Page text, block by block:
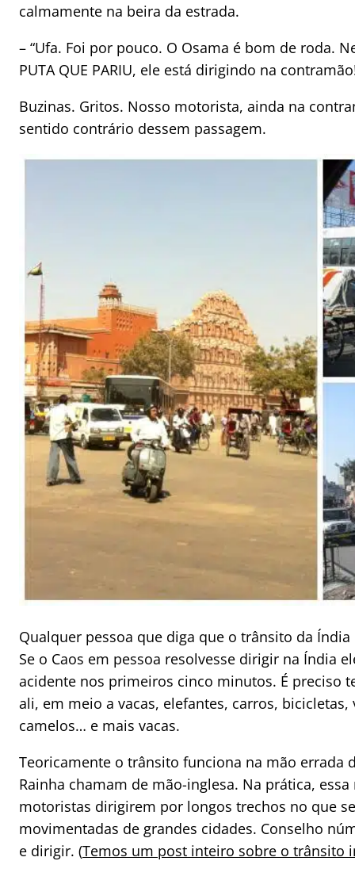
calmamente na beira da estrada.
– “Ufa. Foi por pouco. O Osama é bom de roda.
PUTA QUE PARIU, ele está dirigindo na
Buzinas. Gritos. Nosso motorista, ainda na
sentido contrário dessem passagem.
Qualquer pessoa que diga que o trânsito da
Se o Caos em pessoa resolvesse dirigir na Índia
acidente nos primeiros cinco minutos. É preciso
ali, em meio a vacas, elefantes, carros,
camelos… e mais vacas.
Teoricamente o trânsito funciona na mão errada
Rainha chamam de mão-inglesa. Na prática,
motoristas dirigirem por longos trechos no que
movimentadas de grandes cidades. Conselho
e dirigir. (Temos um post inteiro sobre o trânsito